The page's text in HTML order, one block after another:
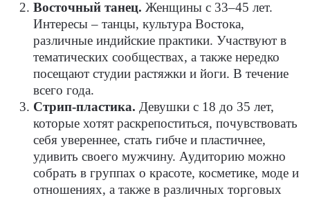
Восточный танец. Женщины с 33–45 лет.
Интересы – танцы, культура Востока,
различные индийские практики. Участвуют в
тематических сообществах, а также нередко
посещают студии растяжки и йоги. В течение
всего года.
Стрип-пластика. Девушки с 18 до 35 лет,
которые хотят раскрепоститься, почувствовать
себя увереннее, стать гибче и пластичнее,
удивить своего мужчину. Аудиторию можно
собрать в группах о красоте, косметике, моде и
отношениях, а также в различных торговых